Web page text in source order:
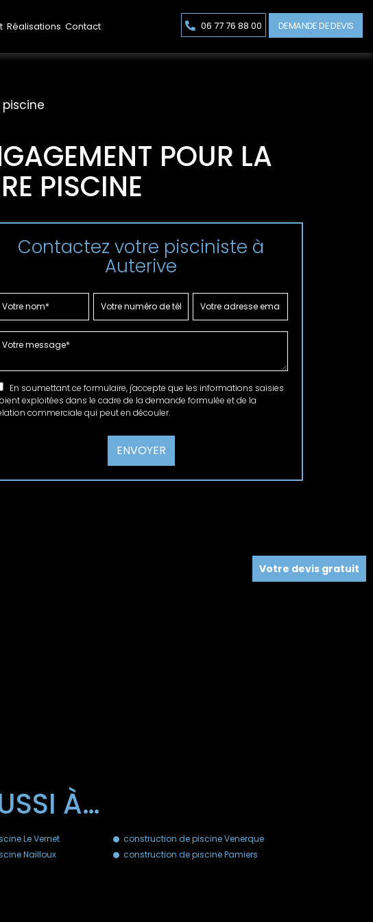
Réalisations Contact 06 77 76 88 00 DEMANDE DE DEVIS
POUR LA
PISCINE
Contactez votre pisciniste à
Auterive
En soumettant ce formulaire, j'accepte que les informations saisies
exploitées dans le cadre de la demande formulée et de la
commerciale qui peut en découler.
À…
Le Vernet
construction de piscine Venerque
Nailloux
construction de piscine Pamiers
Votre devis gratuit